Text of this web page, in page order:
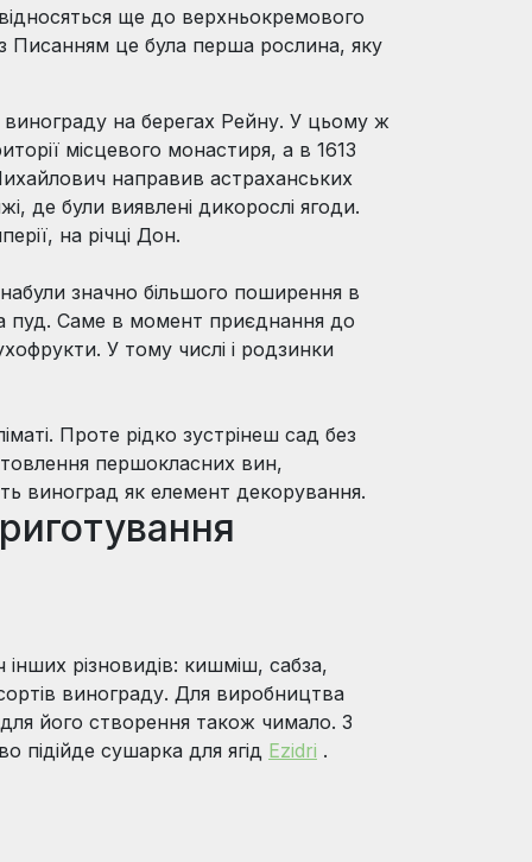
відносяться ще до верхньокремового
з Писанням це була перша рослина, яку
винограду на берегах Рейну. У цьому ж
місцевого монастиря, а в 1613
направив астраханських
де були виявлені дикорослі ягоди.
на річці Дон.
значно більшого поширення в
пуд. Саме в момент приєднання до
У тому числі і родзинки
Проте рідко зустрінеш сад без
першокласних вин,
виноград як елемент декорування.
різновидів: кишміш, сабза,
винограду. Для виробництва
його створення також чимало. З
підійде сушарка для ягід Ezidri .